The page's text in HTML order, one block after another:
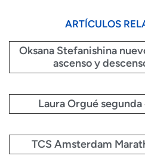
ARTÍCULOS
Oksana Stefanishina
ascenso y
Laura Orgué segunda
TCS Amsterdam